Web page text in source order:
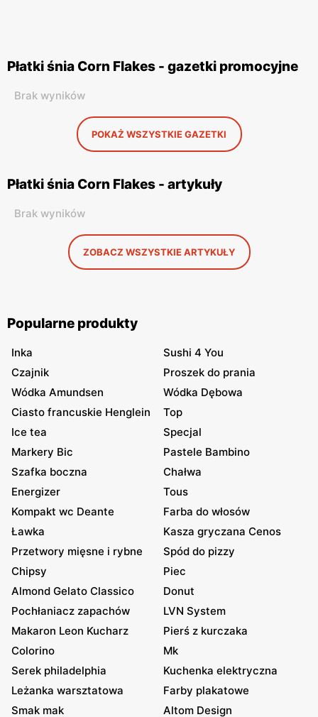
Płatki śnia Corn Flakes - gazetki promocyjne
Brak wyników
POKAŻ WSZYSTKIE GAZETKI
Płatki śnia Corn Flakes - artykuły
Brak wyników
ZOBACZ WSZYSTKIE ARTYKUŁY
Popularne produkty
Inka
Sushi 4 You
Czajnik
Proszek do prania
Wódka Amundsen
Wódka Dębowa
Ciasto francuskie Henglein
Top
Ice tea
Specjal
Markery Bic
Pastele Bambino
Szafka boczna
Chałwa
Energizer
Tous
Kompakt wc Deante
Farba do włosów
Ławka
Kasza gryczana Cenos
Przetwory mięsne i rybne
Spód do pizzy
Chipsy
Piec
Almond Gelato Classico
Donut
Pochłaniacz zapachów
LVN System
Makaron Leon Kucharz
Pierś z kurczaka
Colorino
Mk
Serek philadelphia
Kuchenka elektryczna
Leżanka warsztatowa
Farby plakatowe
Smak mak
Altom Design